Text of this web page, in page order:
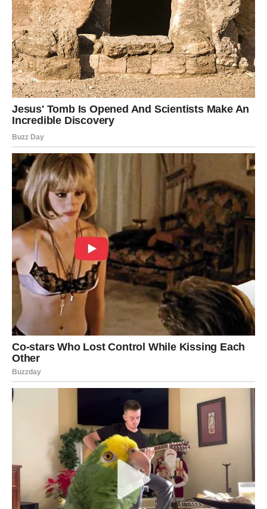
POTREBNI SASTOJCI:
Za ovaj recept trebat će vam 250 grama višenamjenskog
brašna, 200 grama šećera, 200 grama omekšalog neslanog
maslaca, 3 jaja od po 80 grama, 1,5 žličica asencije vanilije i 1
1/4 žličice praška za pecivo od 7 grama. .
KAKO SE PRIPREMA KOLAČ SA PUTEROM?
Za početak pripremite pećnicu za pečenje tako da je prethodno
zagrijete na temperaturu od 180°C. Zatim uzmite kalup za tortu
promjera cca 20 cm i dobro ga namastite. Dodatno obložite
kalup papirom za pečenje kako biste kolač lakše izvadili kada
bude pečen.
U velikoj zdjeli miksera umutite omekšali maslac i šećer dok
smjesa ne postane svijetla i pahuljasta. Ovaj proces obično
traje oko 3-5 minuta.
Umiješajte jaja i vaniliju: Postupno dodajte jaja, pazeći da ih
dobro umutite nakon svakog dodavanja. Umiješajte esenciju
vanilije.